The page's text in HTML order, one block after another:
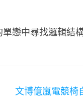
戀中尋找邏輯結
文博億嵐電競椅